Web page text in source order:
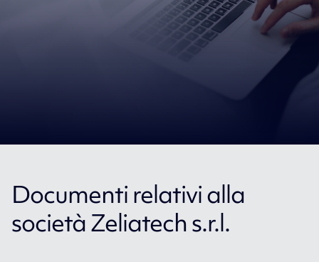
Documenti relativi alla
società Zeliatech s.r.l.